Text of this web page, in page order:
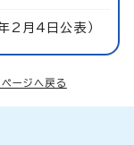
2月4日公表）
ページへ戻る